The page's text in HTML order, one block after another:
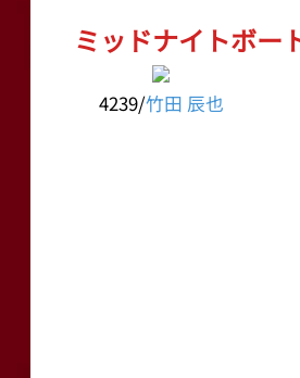
ミッドナイトボー
4239/竹田 辰也